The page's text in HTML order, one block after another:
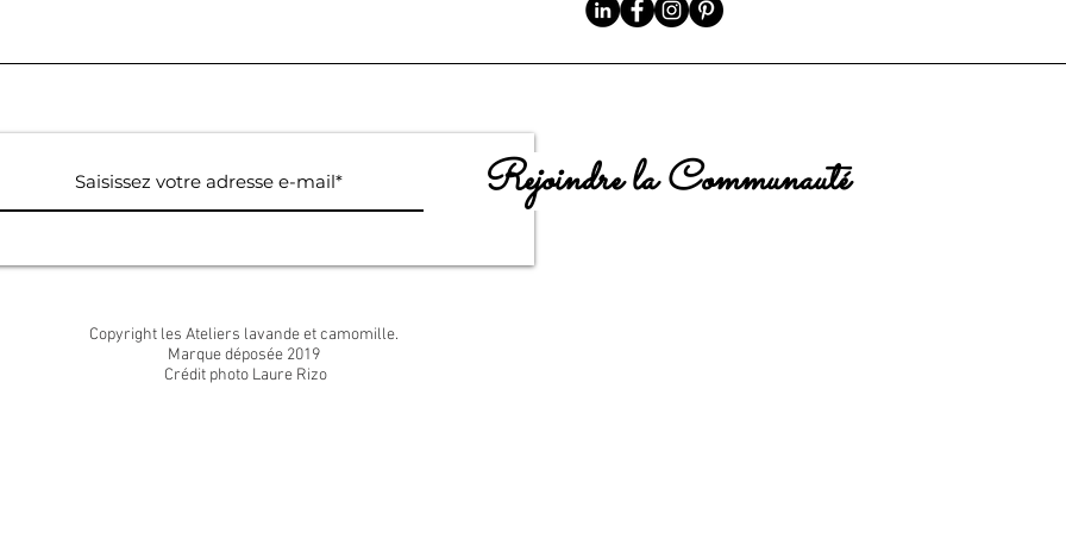
Rejoindre la Communauté
Copyright les Ateliers lavande et camomille.
Marque déposée 2019
Crédit photo Laure Rizo